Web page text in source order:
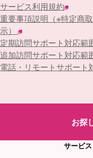
サービス利用規約
重要事項説明（※特定商
示）
定期訪問サポート対応範
追加訪問サポート対応範
電話・リモートサポート
お探
サービス